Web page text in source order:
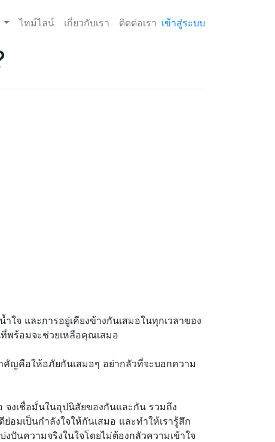
ไทม์ไลน์ เกี่ยวกับเรา ติดต่อเรา เข้าสู่ระบบ
จ และการอยู่เคียงข้างกันเสมอในทุกเวลาของ
พร้อมจะช่วยเหลือคุณเสมอ
คัญคือให้อภัยกันเสมอๆ อย่ากลัวที่จะบอกความ
งเชื่อมั่นในอุปนิสัยของกันและกัน รวมถึง
มเป็นกำลังใจให้กันเสมอ และทำให้เรารู้สึก
ปันความจริงในใจโดยไม่ต้องกลัวความเข้าใจ